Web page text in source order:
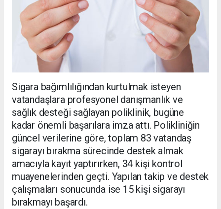
Sigara bağımlılığından kurtulmak isteyen
vatandaşlara profesyonel danışmanlık ve
sağlık desteği sağlayan poliklinik, bugüne
kadar önemli başarılara imza attı. Polikliniğin
güncel verilerine göre, toplam 83 vatandaş
sigarayı bırakma sürecinde destek almak
amacıyla kayıt yaptırırken, 34 kişi kontrol
muayenelerinden geçti. Yapılan takip ve destek
çalışmaları sonucunda ise 15 kişi sigarayı
bırakmayı başardı.